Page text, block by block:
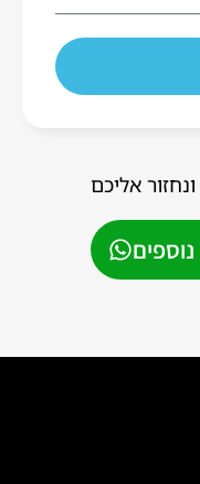
אליכם